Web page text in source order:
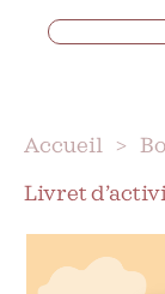
Accueil >
Livret